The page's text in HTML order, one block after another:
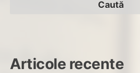
Articole recente